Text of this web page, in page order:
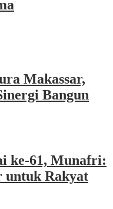
Makassar,
Bangun
ke-61, Munafri:
untuk Rakyat